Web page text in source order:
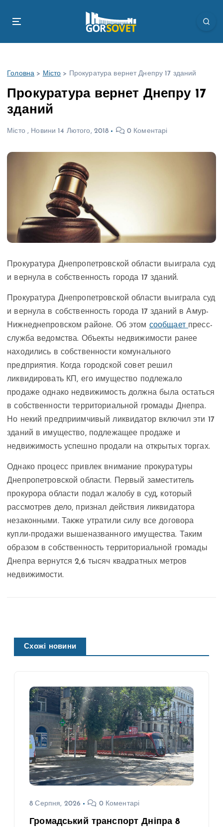
Головна > Місто > Прокуратура вернет Днепру 17 зданий
Прокуратура вернет Днепру 17
зданий
Місто, Новини 14 Лютого, 2018 0 Коментарі
Прокуратура Днепропетровской области выиграла суд
и вернула в собственность города 17 зданий.
Прокуратура Днепропетровской области выиграла суд
и вернула в собственность города 17 зданий в Амур-
Нижнеднепровском районе. Об этом сообщает пресс-
служба ведомства. Объекты недвижимости ранее
находились в собственности комунального
предприятия. Когда городской совет решил
ликвидировать КП, его имущество подлежало
продаже однако недвижимость должна была остаться
в собственности территориальной громады Днепра.
Но некий предприимчивый ликвидатор включил эти 17
зданий в имущество, подлежащее продаже и
недвижимость успешно продали на открытых торгах.
Однако процесс привлек внимание прокуратуры
Днепропетровской области. Первый заместитель
прокурора области подал жалобу в суд, который
рассмотрев дело, признал действия ликвидатора
незаконными. Также утратили силу все договора
купли-продажи вышеназванного имущества. Таким
образом в собственность территориальной громады
Днепра вернутся 2,6 тысяч квадратных метров
недвижимости.
Схожі новини
8 Серпня, 2026 0 Коментарі
Громадський транспорт Дніпра 8